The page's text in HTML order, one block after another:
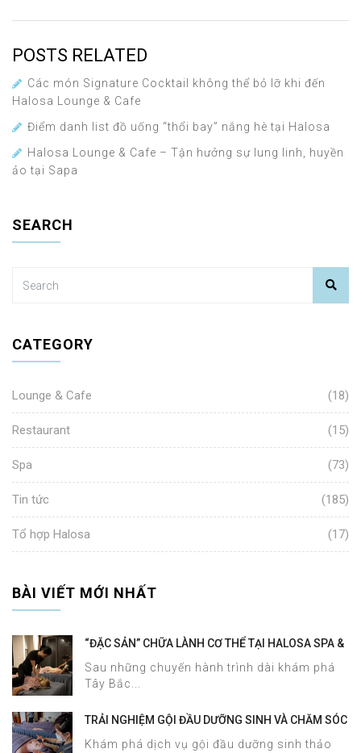
POSTS RELATED
Các món Signature Cocktail không thể bỏ lỡ khi đến
Halosa Lounge & Cafe
Điểm danh list đồ uống “thổi bay” nắng hè tại Halosa
Halosa Lounge & Cafe – Tận hưởng sự lung linh, huyền
ảo tại Sapa
SEARCH
CATEGORY
Lounge & Cafe (18)
Restaurant (15)
Spa (73)
Tin tức (185)
Tổ hợp Halosa (17)
BÀI VIẾT MỚI NHẤT
“ĐẶC SẢN” CHỮA LÀNH CƠ THỂ TẠI HALOSA SPA &
Sau những chuyến hành trình dài khám phá
Tây Bắc...
TRẢI NGHIỆM GỘI ĐẦU DƯỠNG SINH VÀ CHĂM SÓC
Khám phá dịch vụ gội đầu dưỡng sinh thảo